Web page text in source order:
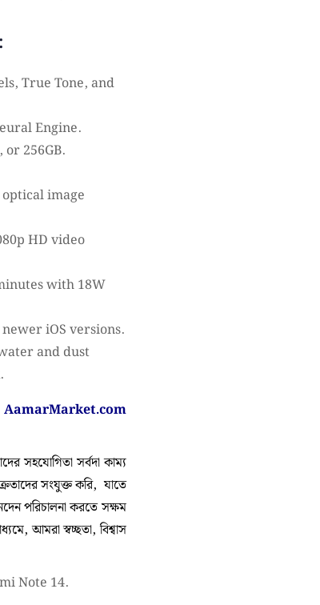
True Tone, and
Engine.
or 256GB.
image
HD video
with 18W
iOS versions.
and dust
AamarMarket.com
সহযোগিতা সর্বদা কাম্য
সংযুক্ত করি, যাতে
পরিচালনা করতে সক্ষম
আমরা স্বচ্ছতা, বিশ্বাস
Note 14.